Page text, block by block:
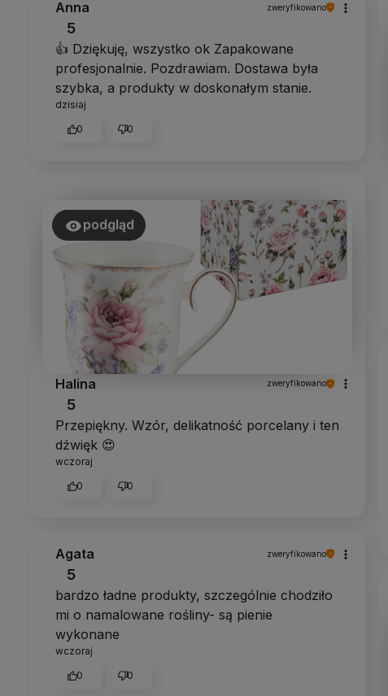
Anna zweryfikowano
5
👍️ Dziękuję, wszystko ok Zapakowane
profesjonalnie. Pozdrawiam. Dostawa była
szybka, a produkty w doskonałym stanie.
dzisiaj
0 0
podgląd
Halina zweryfikowano
5
Przepiękny. Wzór, delikatność porcelany i ten
dźwięk 😍
wczoraj
0 0
Agata zweryfikowano
5
bardzo ładne produkty, szczególnie chodziło
mi o namalowane rośliny- są pienie
wykonane
wczoraj
0 0